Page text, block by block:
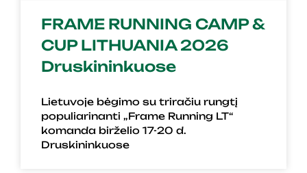
FRAME RUNNING CAMP &
CUP LITHUANIA 2026
Druskininkuose
Lietuvoje bėgimo su triračiu rungtį
populiarinanti „Frame Running LT“
komanda birželio 17-20 d.
Druskininkuose